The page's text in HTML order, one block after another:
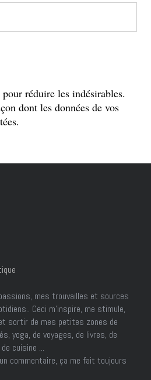
réduire les indésirables.
dont les données de vos
.
mes trouvailles et sources
Ceci m'inspire, me stimule,
sortir de mes petites zones de
yoga, de voyages, de livres, de
cuisine ...
commentaire, ça me fait toujours